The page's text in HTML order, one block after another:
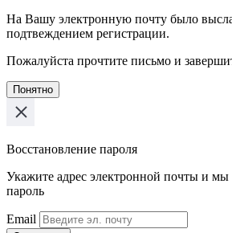
На Вашу электронную почту было
подтвеждением регистрации.
Пожалуйста прочтите письмо и
Понятно
Восстановление пароля
Укажите адрес электронной почты и
пароль
Email